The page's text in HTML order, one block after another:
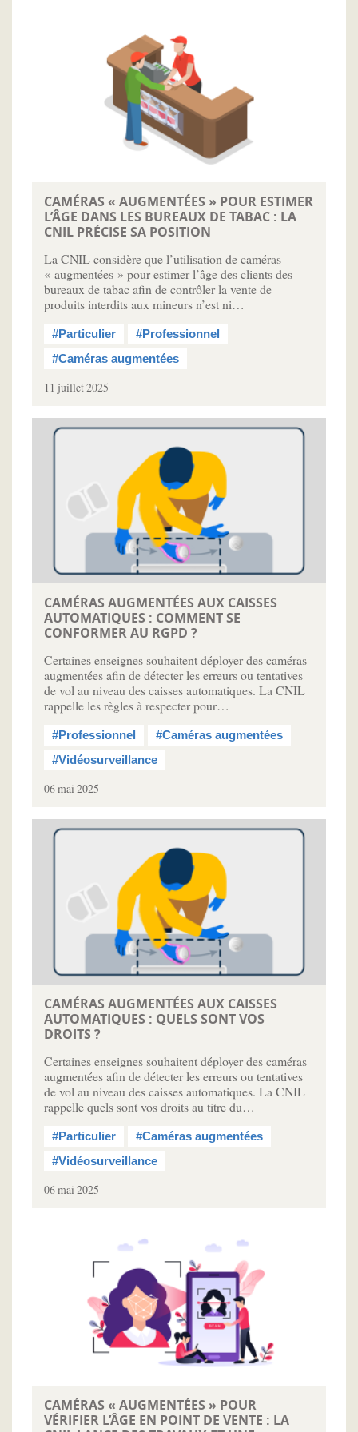
CAMÉRAS « AUGMENTÉES » POUR ESTIMER
L’ÂGE DANS LES BUREAUX DE TABAC : LA
CNIL PRÉCISE SA POSITION
La CNIL considère que l’utilisation de caméras
« augmentées » pour estimer l’âge des clients des
bureaux de tabac afin de contrôler la vente de
produits interdits aux mineurs n’est ni…
#Particulier
#Professionnel
#Caméras augmentées
11 juillet 2025
CAMÉRAS AUGMENTÉES AUX CAISSES
AUTOMATIQUES : COMMENT SE
CONFORMER AU RGPD ?
Certaines enseignes souhaitent déployer des caméras
augmentées afin de détecter les erreurs ou tentatives
de vol au niveau des caisses automatiques. La CNIL
rappelle les règles à respecter pour…
#Professionnel
#Caméras augmentées
#Vidéosurveillance
06 mai 2025
CAMÉRAS AUGMENTÉES AUX CAISSES
AUTOMATIQUES : QUELS SONT VOS
DROITS ?
Certaines enseignes souhaitent déployer des caméras
augmentées afin de détecter les erreurs ou tentatives
de vol au niveau des caisses automatiques. La CNIL
rappelle quels sont vos droits au titre du…
#Particulier
#Caméras augmentées
#Vidéosurveillance
06 mai 2025
CAMÉRAS « AUGMENTÉES » POUR
VÉRIFIER L’ÂGE EN POINT DE VENTE : LA